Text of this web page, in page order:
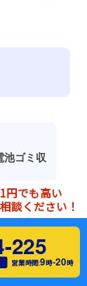
池ゴミ収
からず処
円でも高い
談ください！
225
営業時間:9時-20時